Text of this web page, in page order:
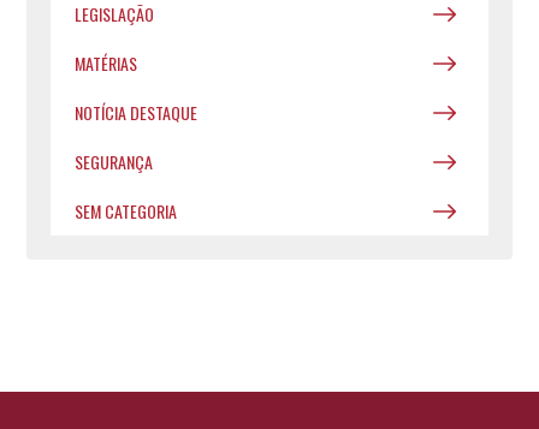
LEGISLAÇÃO
MATÉRIAS
NOTÍCIA DESTAQUE
SEGURANÇA
SEM CATEGORIA